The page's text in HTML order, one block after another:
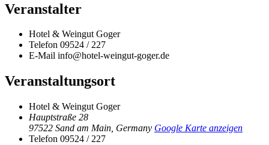
Veranstalter
Hotel & Weingut Goger
Telefon 09524 / 227
E-Mail info@hotel-weingut-goger.de
Veranstaltungsort
Hotel & Weingut Goger
Hauptstraße 28
97522 Sand am Main Germany Google Karte anzeigen
Telefon 09524 / 227